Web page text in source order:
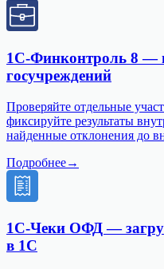
1С-Финконтроль 8 —
госучреждений
Проверяйте отдельные
фиксируйте результаты
найденные отклонения до
Подробнее→
1С-Чеки ОФД —
в 1С